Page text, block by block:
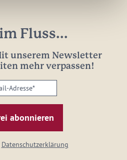
Fluss...
unserem Newsletter
mehr verpassen!
Datenschutzerklärung